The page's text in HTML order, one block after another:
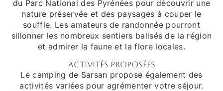
du Parc National des Pyrénées pour découvrir une
nature préservée et des paysages à couper le
souffle. Les amateurs de randonnée pourront
sillonner les nombreux sentiers balisés de la région
et admirer la faune et la flore locales.
Activités proposées
Le camping de Sarsan propose également des
activités variées pour agrémenter votre séjour.